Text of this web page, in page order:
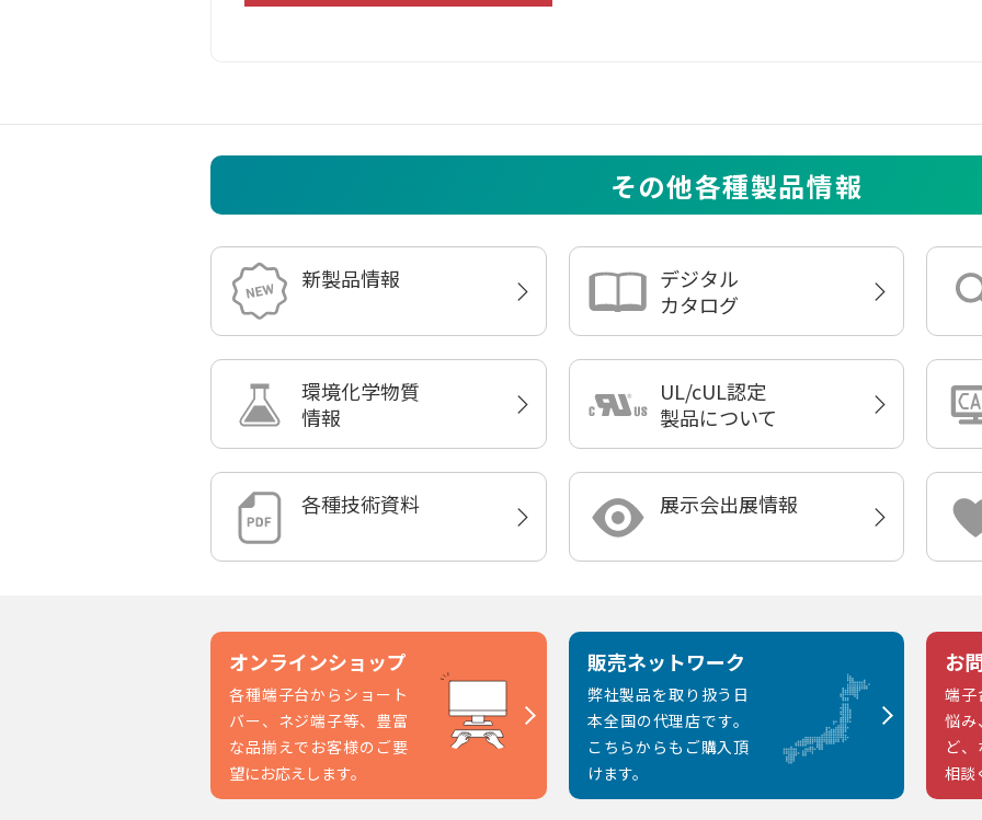
その他各種製品情報
新製品情報
デジタル
カタログ
環境化学物質
情報
UL/cUL認定
製品について
各種技術資料 展示会出展情報
オンラインショップ
各種端子台からショート
バー、ネジ端子等、豊富
な品揃えでお客様のご要
望にお応えします。
販売ネットワーク
弊社製品を取り扱う日
本全国の代理店です。
こちらからもご購入頂
けます。
お
端子
悩み
ど
相談